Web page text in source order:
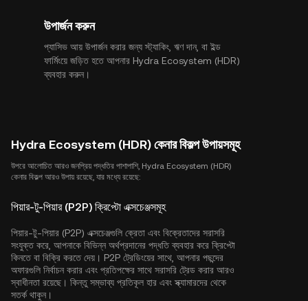
উপার্জন করুন
প্যাসিভ আয় উপার্জন করার জন্য স্ট্যাকিং, ঋণ দান, বা ইল্ড
ফার্মিংয়ে জড়িত হতে আপনার Hydra Ecosystem (HDR)
ব্যবহার করুন।
Hydra Ecosystem (HDR) কেনার বিকল্প উপায়সমূহ
উপরে আলোচিত আরও জনপ্রিয় পদ্ধতির পাশাপাশি, Hydra Ecosystem (HDR)
কেনার বিকল্প আরও উপায় রয়েছে, যার মধ্যে রয়েছে:
পিয়ার-টু-পিয়ার (P2P) ক্রিপ্টো এক্সচেঞ্জসমূহ
পিয়ার-টু-পিয়ার (P2P) এক্সচেঞ্জগুলি ক্রেতা এবং বিক্রেতাদের সরাসরি
সংযুক্ত করে, আপনাকে বিভিন্ন অর্থপ্রদানের পদ্ধতি ব্যবহার করে ক্রিপ্টো
কিনতে বা বিক্রি করতে দেয়। P2P ট্রেডিংয়ের সাথে, আপনার পছন্দের
অফারগুলি নির্বাচন করার এবং প্রতিপক্ষের সাথে সরাসরি ট্রেড করার আরও
স্বাধীনতা রয়েছে। কিন্তু সম্ভাব্য প্রতিকূল হার এবং স্ক্যামারদের থেকে
সতর্ক থাকুন।